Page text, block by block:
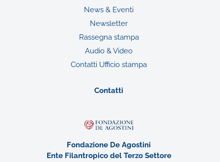
News & Eventi
Newsletter
Rassegna stampa
Audio & Video
Contatti Ufficio stampa
Contatti
Fondazione De Agostini
Ente Filantropico del Terzo Settore